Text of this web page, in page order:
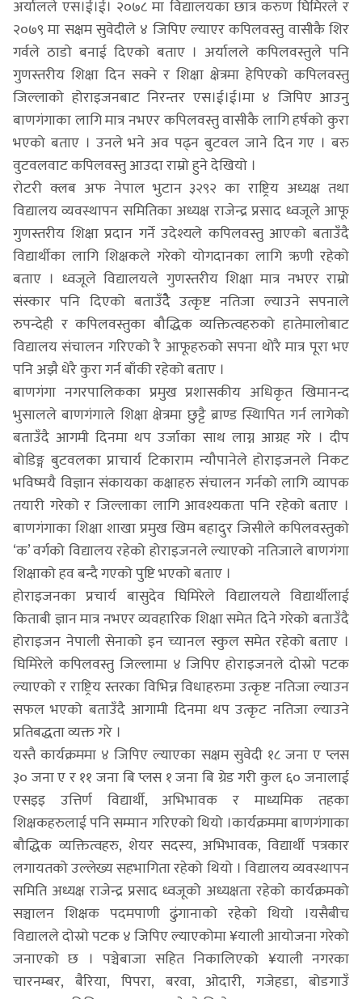
अर्यालले एस।ई।ई। २०७८ मा विद्यालयका छात्र करुण घिमिरले र
२०७९ मा सक्षम सुवेदीले ४ जिपिए ल्याएर कपिलवस्तु वासीकै शिर
गर्वले ठाडो बनाई दिएको बताए । अर्यालले कपिलवस्तुले पनि
गुणस्तरीय शिक्षा दिन सक्ने र शिक्षा क्षेत्रमा हेपिएको कपिलवस्तु
जिल्लाको होराइजनबाट निरन्तर एस।ई।ई।मा ४ जिपिए आउनु
बाणगंगाका लागि मात्र नभएर कपिलवस्तु वासीकै लागि हर्षको कुरा
भएको बताए । उनले भने अव पढ्न बुटवल जाने दिन गए । बरु
वुटवलवाट कपिलवस्तु आउदा राम्रो हुने देखियो ।
रोटरी क्लब अफ नेपाल भुटान ३२९२ का राष्ट्रिय अध्यक्ष तथा
विद्यालय व्यवस्थापन समितिका अध्यक्ष राजेन्द्र प्रसाद ध्वजूले आफू
गुणस्तरीय शिक्षा प्रदान गर्ने उदेश्यले कपिलवस्तु आएको बताउँदै
विद्यार्थीका लागि शिक्षकले गरेको योगदानका लागि ऋणी रहेको
बताए । ध्वजूले विद्यालयले गुणस्तरीय शिक्षा मात्र नभएर राम्रो
संस्कार पनि दिएको बताउँदैे उत्कृष्ट नतिजा ल्याउने सपनाले
रुपन्देही र कपिलवस्तुका बौद्धिक व्यक्तित्वहरुको हातेमालोबाट
विद्यालय संचालन गरिएको रै आफूहरुको सपना थोरै मात्र पूरा भए
पनि अझै धेरै कुरा गर्न बाँकी रहेको बताए ।
बाणगंगा नगरपालिकका प्रमुख प्रशासकीय अधिकृत खिमानन्द
भुसालले बाणगंगाले शिक्षा क्षेत्रमा छुट्टै ब्राण्ड स्थिापित गर्न लागेको
बताउँदै आगमी दिनमा थप उर्जाका साथ लाग्न आग्रह गरे । दीप
बोडिङ्ग बुटवलका प्राचार्य टिकाराम न्यौपानेले होराइजनले निकट
भविष्मयै विज्ञान संकायका कक्षाहरु संचालन गर्नको लागि व्यापक
तयारी गरेको र जिल्लाका लागि आवश्यकता पनि रहेको बताए ।
बाणगंगाका शिक्षा शाखा प्रमुख खिम बहादुर जिसीले कपिलवस्तुको
‘क’ वर्गको विद्यालय रहेको होराइजनले ल्याएको नतिजाले बाणगंगा
शिक्षाको हव बन्दै गएको पुष्टि भएको बताए ।
होराइजनका प्रचार्य बासुदेव घिमिरेले विद्यालयले विद्यार्थीलाई
किताबी ज्ञान मात्र नभएर व्यवहारिक शिक्षा समेत दिने गरेको बताउँदै
होराइजन नेपाली सेनाको इन च्यानल स्कुल समेत रहेको बताए ।
घिमिरेले कपिलवस्तु जिल्लामा ४ जिपिए होराइजनले दोस्रो पटक
ल्याएको र राष्ट्रिय स्तरका विभिन्न विधाहरुमा उत्कृष्ट नतिजा ल्याउन
सफल भएको बताउँदै आगामी दिनमा थप उत्कृट नतिजा ल्याउने
प्रतिबद्धता व्यक्त गरे ।
यस्तै कार्यक्रममा ४ जिपिए ल्याएका सक्षम सुवेदी १८ जना ए प्लस
३० जना ए र ११ जना बि प्लस १ जना बि ग्रेड गरी कुल ६० जनालाई
एसइइ उत्तिर्ण विद्यार्थी, अभिभावक र माध्यमिक तहका
शिक्षकहरुलाई पनि सम्मान गरिएको थियो ।कार्यक्रममा बाणगंगाका
बौद्धिक व्यक्तित्वहरु, शेयर सदस्य, अभिभावक, विद्यार्थी पत्रकार
लगायतको उल्लेख्य सहभागिता रहेको थियो । विद्यालय व्यवस्थापन
समिति अध्यक्ष राजेन्द्र प्रसाद ध्वजूको अध्यक्षता रहेको कार्यक्रमको
सञ्चालन शिक्षक पदमपाणी ढुंगानाको रहेको थियो ।यसैबीच
विद्यालले दोस्रो पटक ४ जिपिए ल्याएकोमा ¥याली आयोजना गरेको
जनाएको छ । पञ्चेबाजा सहित निकालिएको ¥याली नगरका
चारनम्बर, बैरिया, पिपरा, बरवा, ओदारी, गजेहडा, बोडगाउँ